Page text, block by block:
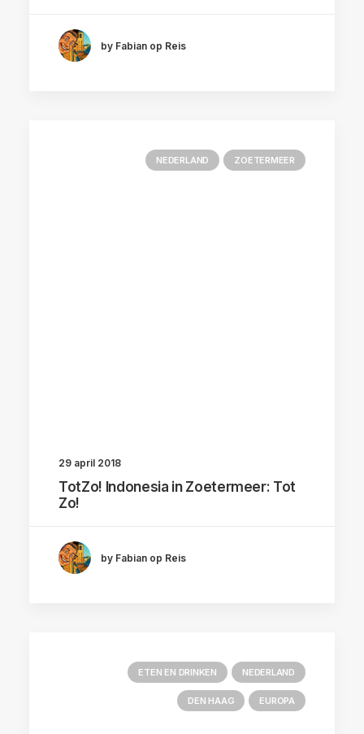
by Fabian op Reis
NEDERLAND ZOETERMEER
29 april 2018
TotZo! Indonesia in Zoetermeer: Tot
Zo!
by Fabian op Reis
ETEN EN DRINKEN NEDERLAND
DEN HAAG EUROPA